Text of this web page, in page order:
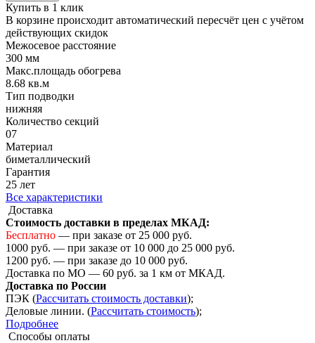
Купить в 1 клик
В корзине происходит автоматический пересчёт цен с учётом
действующих скидок
Межосевое расстояние
300 мм
Макс.площадь обогрева
8.68 кв.м
Тип подводки
нижняя
Количество cекций
07
Материал
биметаллический
Гарантия
25 лет
Все характеристики
Доставка
Стоимость доставки в пределах МКАД:
Бесплатно — при заказе от 25 000 руб.
1000 руб. — при заказе от 10 000 до 25 000 руб.
1200 руб. — при заказе до 10 000 руб.
Доставка по МО — 60 руб. за 1 км от МКАД.
Доставка по России
ПЭК (Рассчитать стоимость доставки);
Деловые линии. (Рассчитать стоимость);
Подробнее
Способы оплаты